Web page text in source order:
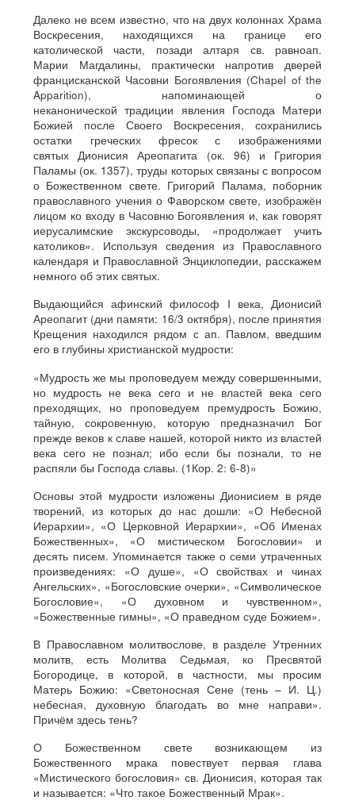
Далеко не всем известно, что на двух колоннах Храма
Воскресения, находящихся на границе его
католической части, позади алтаря св. равноап.
Марии Магдалины, практически напротив дверей
францисканской Часовни Богоявления (Chapel of the
Apparition), напоминающей о
неканонической традиции явления Господа Матери
Божией после Своего Воскресения, сохранились
остатки греческих фресок с изображениями
святых Дионисия Ареопагита (ок. 96) и Григория
Паламы (ок. 1357), труды которых связаны с вопросом
о Божественном свете. Григорий Палама, поборник
православного учения о Фаворском свете, изображён
лицом ко входу в Часовню Богоявления и, как говорят
иерусалимские экскурсоводы, «продолжает учить
католиков». Используя сведения из Православного
календаря и Православной Энциклопедии, расскажем
немного об этих святых.
Выдающийся афинский философ I века, Дионисий
Ареопагит (дни памяти: 16/3 октября), после принятия
Крещения находился рядом с ап. Павлом, введшим
его в глубины христианской мудрости:
«Мудрость же мы проповедуем между совершенными,
но мудрость не века сего и не властей века сего
преходящих, но проповедуем премудрость Божию,
тайную, сокровенную, которую предназначил Бог
прежде веков к славе нашей, которой никто из властей
века сего не познал; ибо если бы познали, то не
распяли бы Господа славы. (1Кор. 2: 6-8)»
Основы этой мудрости изложены Дионисием в ряде
творений, из которых до нас дошли: «О Небесной
Иерархии», «О Церковной Иерархии», «Об Именах
Божественных», «О мистическом Богословии» и
десять писем. Упоминается также о семи утраченных
произведениях: «О душе», «О свойствах и чинах
Ангельских», «Богословские очерки», «Символическое
Богословие», «О духовном и чувственном»,
«Божественные гимны», «О праведном суде Божием».
В Православном молитвослове, в разделе Утренних
молитв, есть Молитва Седьмая, ко Пресвятой
Богородице, в которой, в частности, мы просим
Матерь Божию: «Светоносная Сене (тень – И. Ц.)
небесная, духовную благодать во мне направи».
Причём здесь тень?
О Божественном свете возникающем из
Божественного мрака повествует первая глава
«Мистического богословия» св. Дионисия, которая так
и называется: «Что такое Божественный Мрак».